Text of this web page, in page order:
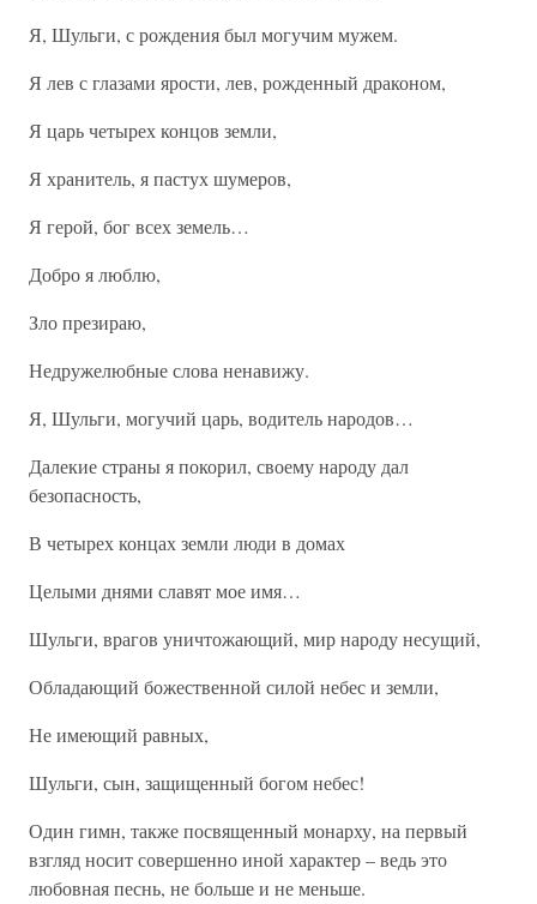
Я, Шульги, с рождения был могучим мужем.
Я лев с глазами ярости, лев, рожденный драконом,
Я царь четырех концов земли,
Я хранитель, я пастух шумеров,
Я герой, бог всех земель…
Добро я люблю,
Зло презираю,
Недружелюбные слова ненавижу.
Я, Шульги, могучий царь, водитель народов…
Далекие страны я покорил, своему народу дал
безопасность,
В четырех концах земли люди в домах
Целыми днями славят мое имя…
Шульги, врагов уничтожающий, мир народу несущий,
Обладающий божественной силой небес и земли,
Не имеющий равных,
Шульги, сын, защищенный богом небес!
Один гимн, также посвященный монарху, на первый
взгляд носит совершенно иной характер – ведь это
любовная песнь, не больше и не меньше.